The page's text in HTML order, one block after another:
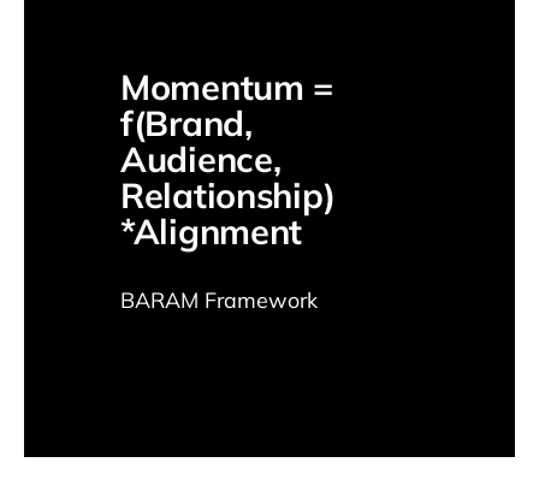
Momentum =
f(Brand,
Audience,
Relationship)
*Alignment
BARAM Framework